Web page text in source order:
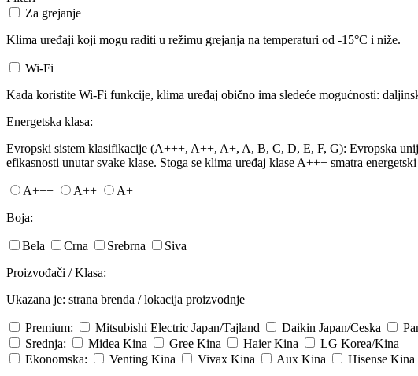
Za grejanje
Klima uređaji koji mogu raditi u režimu grejanja na temperaturi od -15°C i niže.
Wi-Fi
Kada koristite Wi-Fi funkcije, klima uređaj obično ima sledeće mogućnosti:
Energetska klasa:
Evropski sistem klasifikacije (A+++, A++, A+, A, B, C, D, E, F, G): Evropska
efikasnosti unutar svake klase. Stoga se klima uređaj klase A+++ smatra
A+++ A++
A+
Boja:
Bela Crna Srebrna
Siva
Proizvođači / Klasa:
Ukazana je: strana brenda / lokacija proizvodnje
Premium: Mitsubishi Electric Japan/Tajland Daikin Japan/Ceska
Srednja:
Midea Kina Gree Kina Haier Kina LG Korea/Kina
Ekonomska:
Venting Kina Vivax Kina Aux Kina Hisense Kina